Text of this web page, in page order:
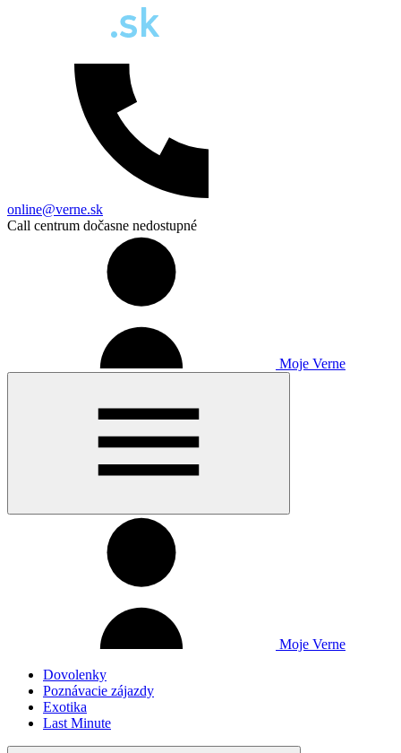
online@verne.sk
Call centrum dočasne nedostupné
Moje Verne
Moje Verne
Dovolenky
Poznávacie zájazdy
Exotika
Last Minute